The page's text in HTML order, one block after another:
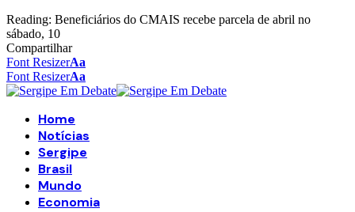
Reading: Beneficiários do CMAIS recebe parcela de abril no
sábado, 10
Compartilhar
Font ResizerAa
Font ResizerAa
Home
Notícias
Sergipe
Brasil
Mundo
Economia